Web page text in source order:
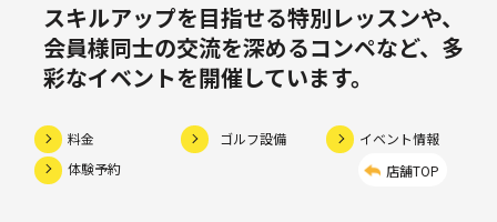
スキルアップを目指せる特別レッスンや、
会員様同士の交流を深めるコンペなど、多
彩なイベントを開催しています。
料金 ゴルフ設備
イベント情報
体験予約
店舗TOP